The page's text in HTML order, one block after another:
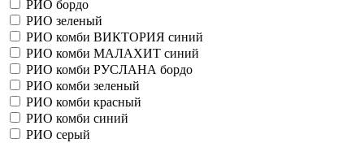
РИО бордо
РИО зеленый
РИО комби ВИКТОРИЯ синий
РИО комби МАЛАХИТ синий
РИО комби РУСЛАНА бордо
РИО комби зеленый
РИО комби красный
РИО комби синий
РИО серый